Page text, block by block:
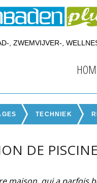
, ZWEMVIJVER-,
TECHNIEK
DE PISCINE